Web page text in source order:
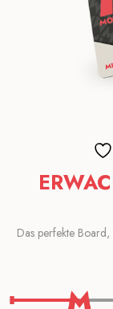
Das perfekte